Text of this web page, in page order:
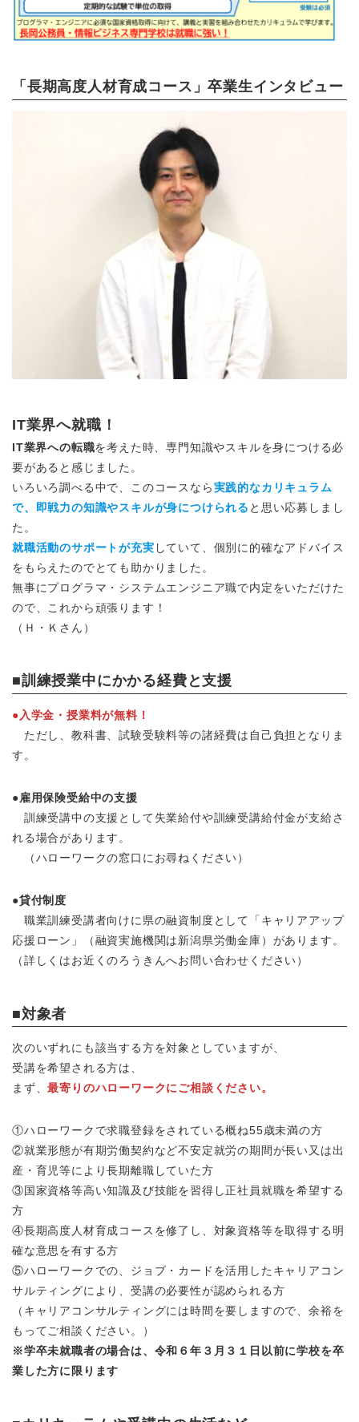
「長期高度人材育成コース」卒業生インタビュー
IT業界へ就職！
IT業界への転職を考えた時、専門知識やスキルを身につける必
要があると感じました。
いろいろ調べる中で、このコースなら実践的なカリキュラム
で、即戦力の知識やスキルが身につけられる と思い応募しまし
た。
就職活動のサポートが充実 していて、個別に的確なアドバイス
をもらえたのでとても助かりました。
無事にプログラマ・システムエンジニア職で内定をいただけた
ので、これから頑張ります！
（Ｈ・Ｋさん）
■訓練授業中にかかる経費と支援
●入学金・授業料が無料！
ただし、教科書、試験受験料等の諸経費は自己負担となりま
す。
●雇用保険受給中の支援
訓練受講中の支援として失業給付や訓練受講給付金が支給さ
れる場合があります。
（ハローワークの窓口にお尋ねください）
●貸付制度
職業訓練受講者向けに県の融資制度として「キャリアアップ
応援ローン」（融資実施機関は新潟県労働金庫）があります。
（詳しくはお近くのろうきんへお問い合わせください）
■対象者
次のいずれにも該当する方を対象としていますが、
受講を希望される方は、
まず、最寄りのハローワークにご相談ください。
①ハローワークで求職登録をされている概ね55歳未満の方
②就業形態が有期労働契約など不安定就労の期間が長い又は出
産・育児等により長期離職していた方
③国家資格等高い知識及び技能を習得し正社員就職を希望する
方
④長期高度人材育成コースを修了し、対象資格等を取得する明
確な意思を有する方
⑤ハローワークでの、ジョブ・カードを活用したキャリアコン
サルティングにより、受講の必要性が認められる方
（キャリアコンサルティングには時間を要しますので、余裕を
もってご相談ください。）
※学卒未就職者の場合は、令和６年３月３１日以前に学校を卒
業した方に限ります